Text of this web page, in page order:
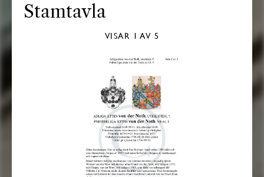
Stamtavla
VISAR 1 AV 5